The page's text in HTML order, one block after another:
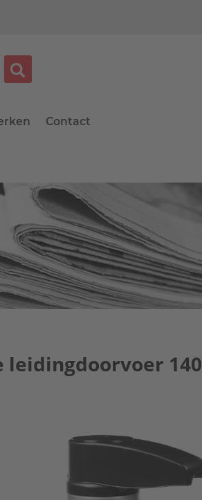
Contact
leidingdoorvoer 140